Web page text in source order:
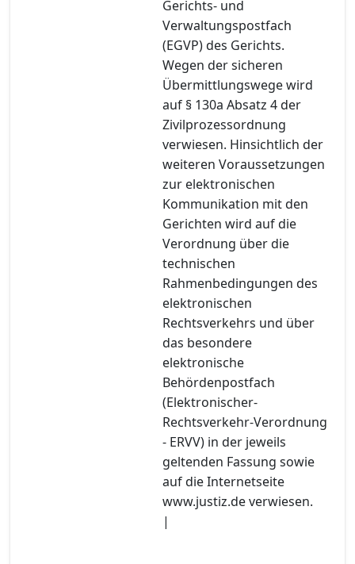
Gerichts- und
Verwaltungspostfach
(EGVP) des Gerichts.
Wegen der sicheren
Übermittlungswege wird
auf § 130a Absatz 4 der
Zivilprozessordnung
verwiesen. Hinsichtlich der
weiteren Voraussetzungen
zur elektronischen
Kommunikation mit den
Gerichten wird auf die
Verordnung über die
technischen
Rahmenbedingungen des
elektronischen
Rechtsverkehrs und über
das besondere
elektronische
Behördenpostfach
(Elektronischer-
Rechtsverkehr-Verordnung
- ERVV) in der jeweils
geltenden Fassung sowie
auf die Internetseite
www.justiz.de verwiesen.
|